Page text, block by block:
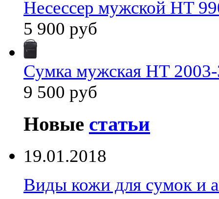
Несессер мужской HT
5 900 руб
Сумка мужская HT
9 500 руб
Новые статьи
19.01.2018
Виды кожи для сумок и